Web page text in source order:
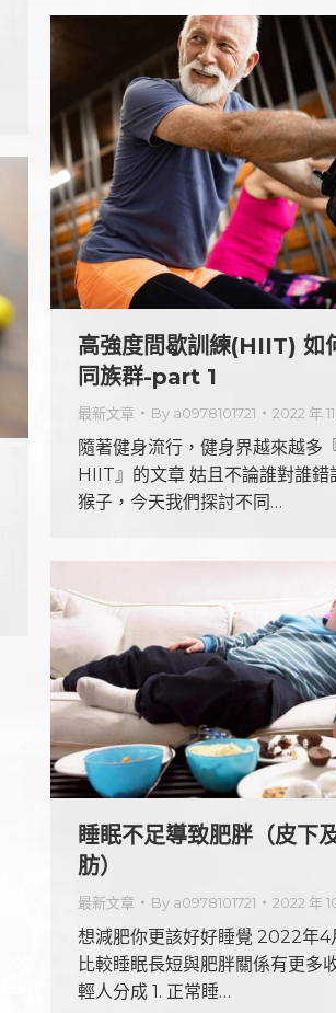
高強度間歇訓練(HIIT) 如
同族群-part 1
最新文章 By a0978101721 2022 年
隨著健身流行，健身界越來越多
HIIT』的文章 姑且不論誰對誰錯
猴子，今天我們探討不同…
睡眠不足導致肥胖（皮下
肪）
最新文章 By a0978101721 2022 年
想減肥你更該好好睡覺 2022年4
比較睡眠長短與肥胖關係有更多
輕人分成 1. 正常睡…